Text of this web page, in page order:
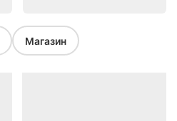
Магазин